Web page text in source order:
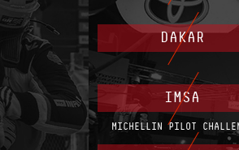
DAKAR
IMSA
MICHELLIN PILOT